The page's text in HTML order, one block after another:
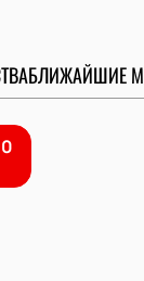
БЛИЖАЙШИЕ